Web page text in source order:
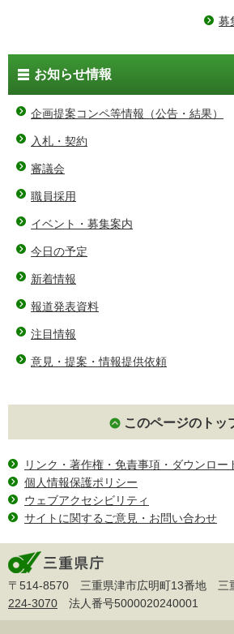
募
お知らせ情報
企画提案コンペ等情報（公告・結果）
入札・契約
審議会
職員採用
イベント・募集案内
今日の予定
新着情報
報道発表資料
注目情報
意見・提案・情報提供依頼
このページのトッ
リンク・著作権・免責事項・ダウンロー
個人情報保護ポリシー
ウェブアクセシビリティ
サイトに関するご意見・お問い合わせ
〒514-8570 三重県津市広明町13番地 三
224-3070 法人番号5000020240001